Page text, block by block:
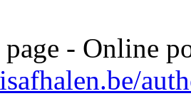
- Online